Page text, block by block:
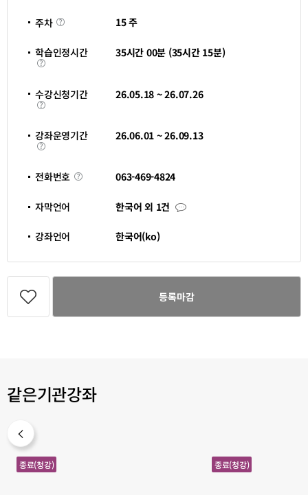
창
열
주차 주
차
15 주
학습인정시간
학
습
정
시
간
35시간 00분 (35시간 15분)
수강신청기간
수
강
청
기
간
26.05.18 ~ 26.07.26
강좌운영기간
강
좌
영
기
26.06.01 ~ 26.09.13
전화번호 전
화
063-469-4824
자막언어 한국어 외 1건 자
막
강좌언어 한국어(ko)
관
등
등록마감
같은기관강좌
메
타
버
종료(청강) 예
제
를
종료(청강)